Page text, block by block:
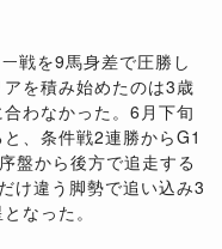
戦を9馬身差で圧勝し
を積み始めたのは3歳
わなかった。6月下旬
、条件戦2連勝からG1
盤から後方で追走する
け違う脚勢で追い込み3
なった。